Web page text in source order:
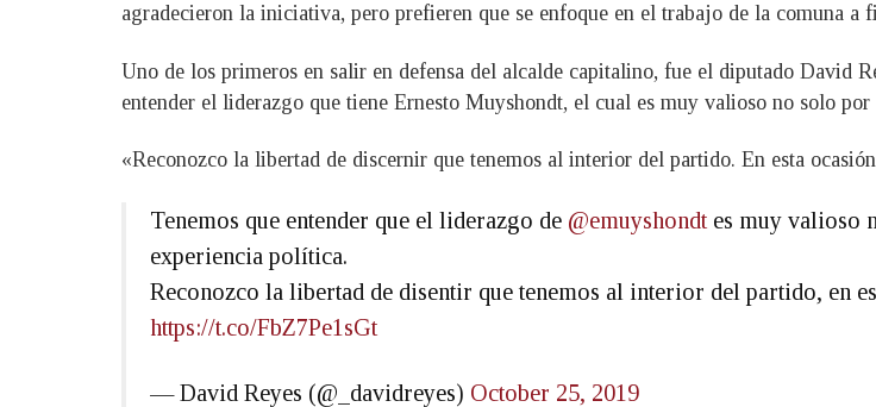
agradecieron la iniciativa, pero prefieren que se enfoque en el trabajo de la comuna
Uno de los primeros en salir en defensa del alcalde capitalino, fue el diputado David
entender el liderazgo que tiene Ernesto Muyshondt, el cual es muy valioso no solo
«Reconozco la libertad de discernir que tenemos al interior del partido. En esta
Tenemos que entender que el liderazgo de @emuyshondt es muy valioso
experiencia política.
Reconozco la libertad de disentir que tenemos al interior del partido, en
https://t.co/FbZ7Pe1sGt
— David Reyes (@_davidreyes) October 25, 2019